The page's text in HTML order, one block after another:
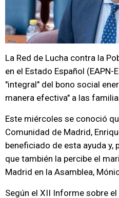
La Red de Lucha contra la
en el Estado Español
"integral" del bono social
manera efectiva" a las
Este miércoles se conoció
Comunidad de Madrid,
beneficiado de esta ayuda y,
que también la percibe el
Madrid en la Asamblea,
Según el XII Informe sobre